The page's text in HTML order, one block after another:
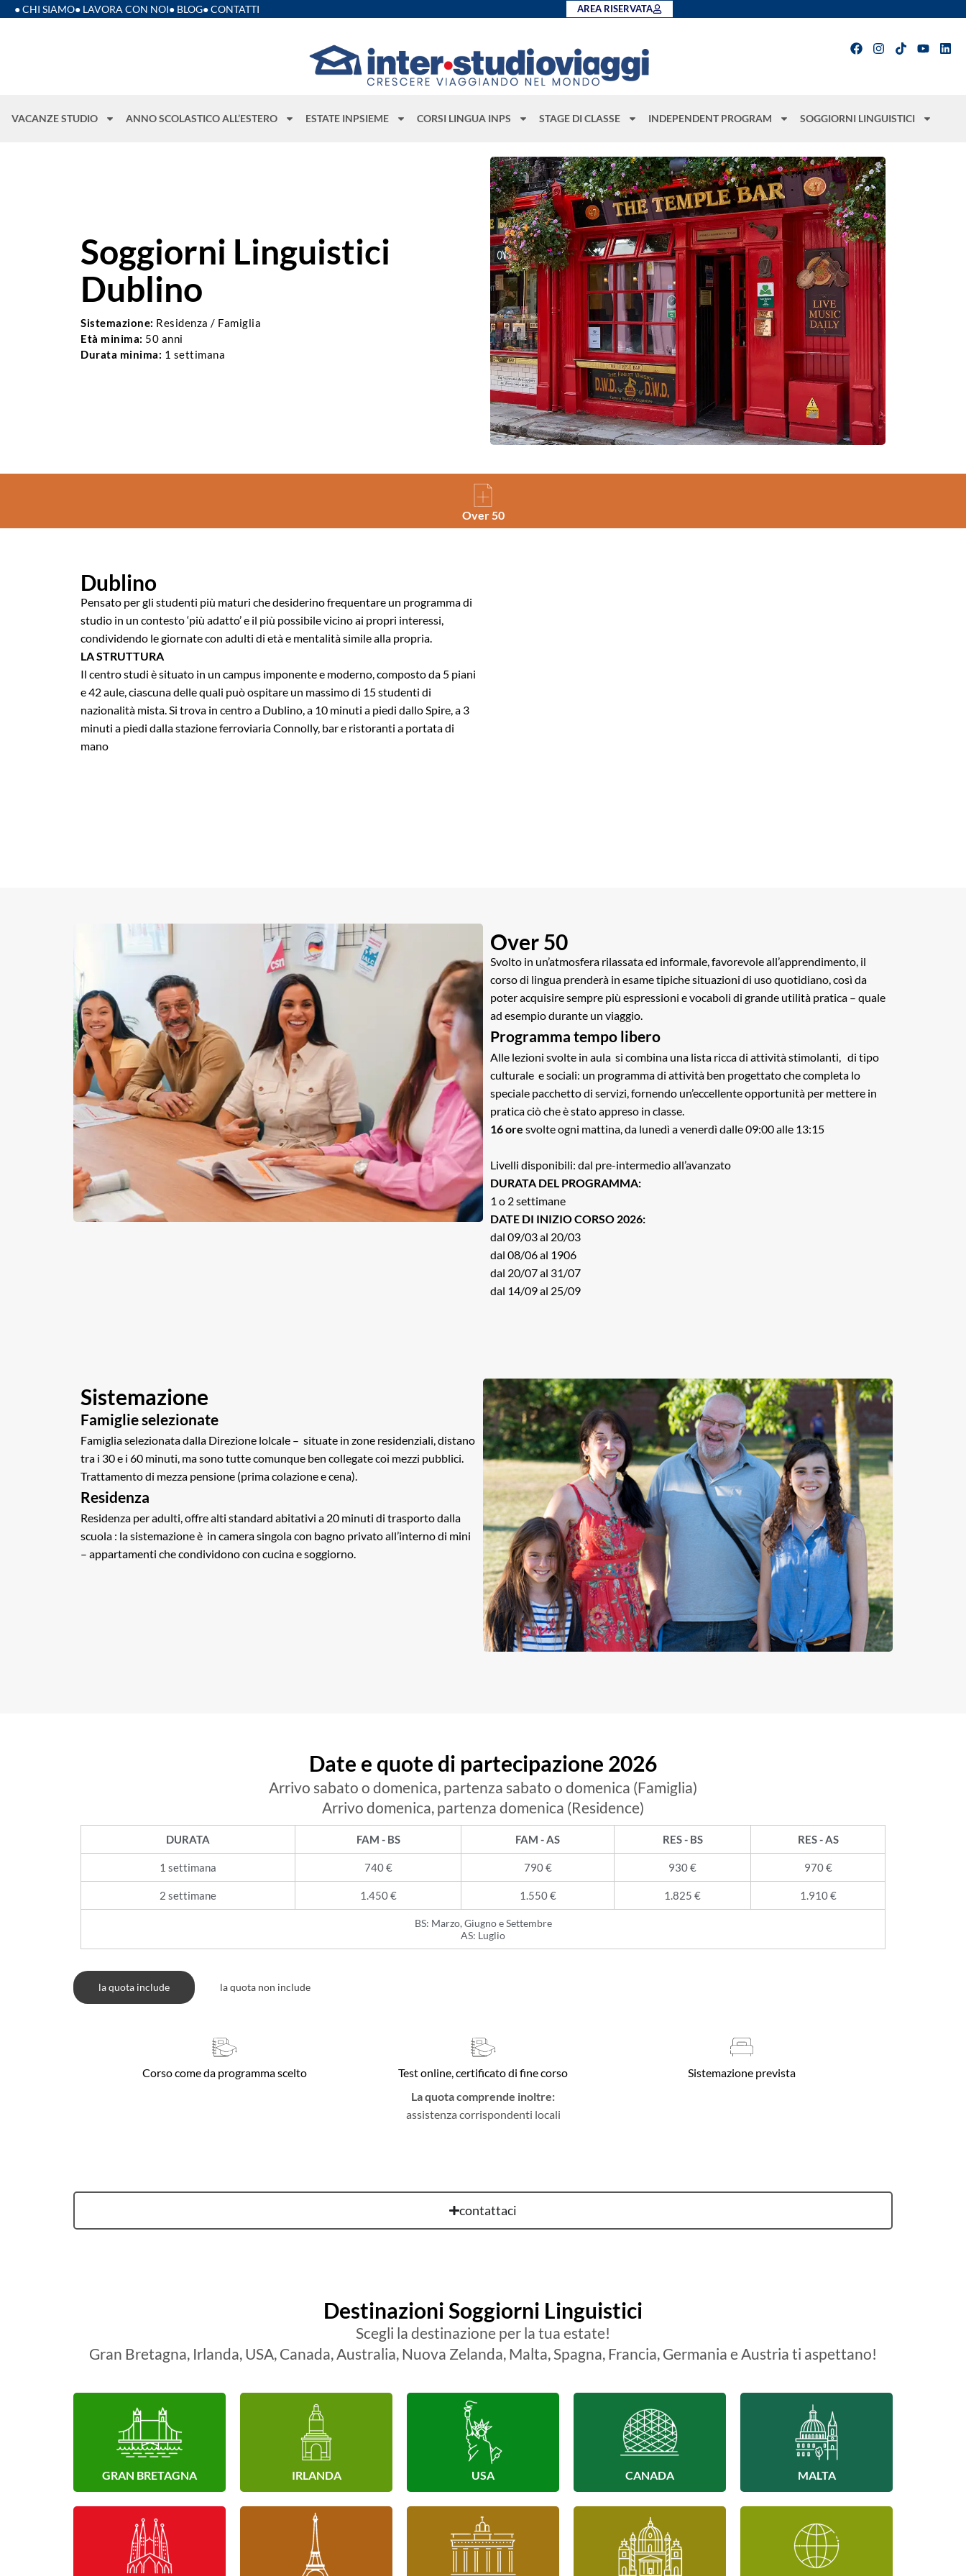
● CHI SIAMO● LAVORA CON NOI● BLOG● CONTATTI AREA RISERVATA
VACANZE STUDIO ANNO SCOLASTICO ALL’ESTERO ESTATE INPSIEME CORSI LINGUA INPS STAGE DI CLASSE INDEPENDENT PROGRAM SOGGIORNI LINGUISTICI
Soggiorni Linguistici
Dublino
Sistemazione: Residenza / Famiglia
Età minima: 50 anni
Durata minima: 1 settimana
Over 50
Dublino
Pensato per gli studenti più maturi che desiderino frequentare un programma di
studio in un contesto ‘più adatto’ e il più possibile vicino ai propri interessi,
condividendo le giornate con adulti di età e mentalità simile alla propria.
LA STRUTTURA
Il centro studi è situato in un campus imponente e moderno, composto da 5 piani
e 42 aule, ciascuna delle quali può ospitare un massimo di 15 studenti di
nazionalità mista. Si trova in centro a Dublino, a 10 minuti a piedi dallo Spire, a 3
minuti a piedi dalla stazione ferroviaria Connolly, bar e ristoranti a portata di
mano
Over 50
Svolto in un’atmosfera rilassata ed informale, favorevole all’apprendimento, il
corso di lingua prenderà in esame tipiche situazioni di uso quotidiano, così da
poter acquisire sempre più espressioni e vocaboli di grande utilità pratica – quale
ad esempio durante un viaggio.
Programma tempo libero
Alle lezioni svolte in aula si combina una lista ricca di attività stimolanti, di tipo
culturale e sociali: un programma di attività ben progettato che completa lo
speciale pacchetto di servizi, fornendo un’eccellente opportunità per mettere in
pratica ciò che è stato appreso in classe.
16 ore svolte ogni mattina, da lunedì a venerdì dalle 09:00 alle 13:15
Livelli disponibili: dal pre-intermedio all’avanzato
DURATA DEL PROGRAMMA:
1 o 2 settimane
DATE DI INIZIO CORSO 2026:
dal 09/03 al 20/03
dal 08/06 al 1906
dal 20/07 al 31/07
dal 14/09 al 25/09
Sistemazione
Famiglie selezionate
Famiglia selezionata dalla Direzione lolcale – situate in zone residenziali, distano
tra i 30 e i 60 minuti, ma sono tutte comunque ben collegate coi mezzi pubblici.
Trattamento di mezza pensione (prima colazione e cena).
Residenza
Residenza per adulti, offre alti standard abitativi a 20 minuti di trasporto dalla
scuola : la sistemazione è in camera singola con bagno privato all’interno di mini
– appartamenti che condividono con cucina e soggiorno.
Date e quote di partecipazione 2026
Arrivo sabato o domenica, partenza sabato o domenica (Famiglia)
Arrivo domenica, partenza domenica (Residence)
DURATA FAM - BS FAM - AS RES - BS RES - AS
1 settimana 740 € 790 € 930 € 970 €
2 settimane 1.450 € 1.550 € 1.825 € 1.910 €
BS: Marzo, Giugno e Settembre
AS: Luglio
la quota include la quota non include
Corso come da programma scelto Test online, certificato di fine corso
Sistemazione prevista
La quota comprende inoltre:
assistenza corrispondenti locali
contattaci
Destinazioni Soggiorni Linguistici
Scegli la destinazione per la tua estate!
Gran Bretagna, Irlanda, USA, Canada, Australia, Nuova Zelanda, Malta, Spagna, Francia, Germania e Austria ti aspettano!
GRAN BRETAGNA IRLANDA USA CANADA MALTA